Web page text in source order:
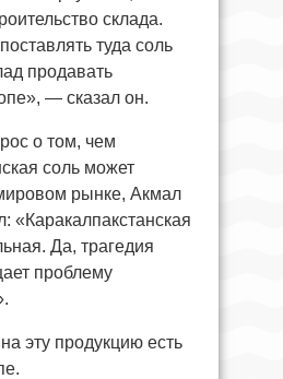
склада.
туда соль
продавать
— сказал он.
о том, чем
соль может
рынке, Акмал
«Каракалпакстанская
Да, трагедия
проблему
эту продукцию есть